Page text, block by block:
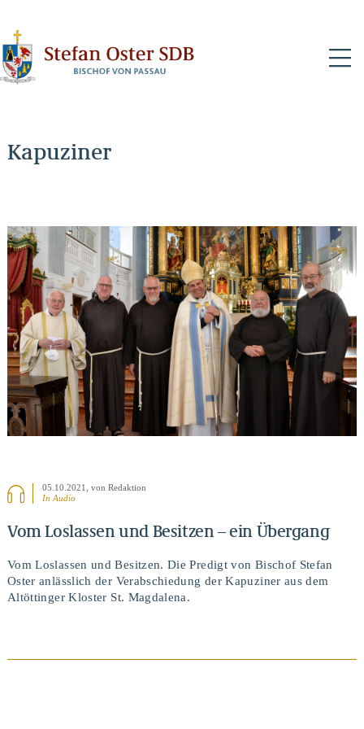
Kapuziner
05.10.2021
, von Redaktion
In Audio
Vom Loslassen und Besitzen – ein Übergang
Vom Loslassen und Besitzen. Die Predigt von Bischof Stefan
Oster anlässlich der Verabschiedung der Kapuziner aus dem
Altöttinger Kloster St. Magdalena.